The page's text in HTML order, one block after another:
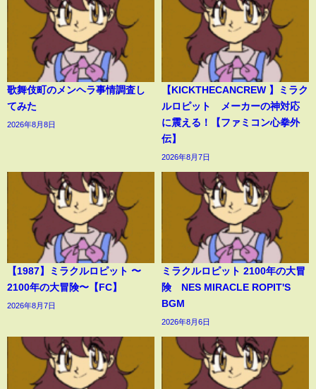
歌舞伎町のメンヘラ事情調査し
てみた
2026年8月8日
【KICKTHECANCREW 】ミラク
ルロピット メーカーの神対応
に震える！【ファミコン心拳外
伝】
2026年8月7日
【1987】ミラクルロピット 〜
2100年の大冒険〜【FC】
2026年8月7日
ミラクルロピット 2100年の大冒
険 NES MIRACLE ROPIT'S
BGM
2026年8月6日